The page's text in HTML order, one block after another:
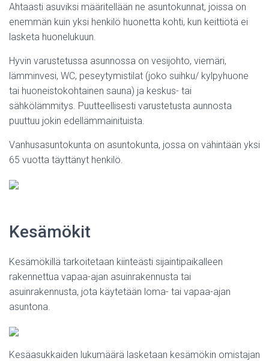
Ahtaasti asuviksi määritellään ne asuntokunnat, joissa on
enemmän kuin yksi henkilö huonetta kohti, kun keittiötä ei
lasketa huonelukuun.
Hyvin varustetussa asunnossa on vesijohto, viemäri,
lämminvesi, WC, peseytymistilat (joko suihku/ kylpyhuone
tai huoneistokohtainen sauna) ja keskus- tai
sähkölämmitys. Puutteellisesti varustetusta aunnosta
puuttuu jokin edellämmainituista.
Vanhusasuntokunta on asuntokunta, jossa on vähintään yksi
65 vuotta täyttänyt henkilö.
Kesämökit
Kesämökillä tarkoitetaan kiinteästi sijaintipaikalleen
rakennettua vapaa-ajan asuinrakennusta tai
asuinrakennusta, jota käytetään loma- tai vapaa-ajan
asuntona.
Kesäasukkaiden lukumäärä lasketaan kesämökin omistajan